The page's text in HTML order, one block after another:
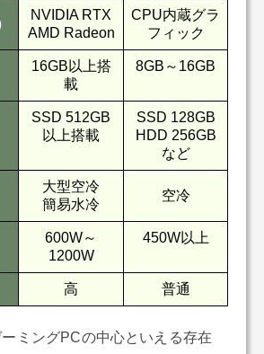
NVIDIA RTX
AMD Radeon
CPU内蔵グラ
フィック
16GB以上搭
載
8GB～16GB
SSD 512GB
以上搭載
SSD 128GB
HDD 256GB
など
大型空冷
簡易水冷
空冷
600W～
1200W
450W以上
高 普通
ミングPCの中心といえる存在